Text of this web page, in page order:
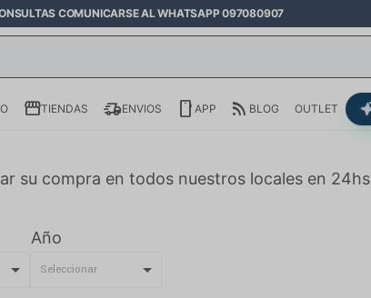
COMUNICARSE AL WHATSAPP 097080907
TIENDAS ENVIOS APP BLOG OUTLET
su compra en todos nuestros locales en 24hs
Año